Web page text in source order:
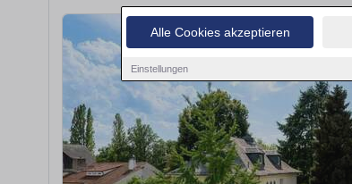
Alle Cookies akzeptieren
Einstellungen